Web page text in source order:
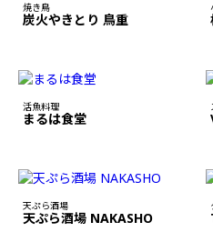
焼き鳥
炭火やきとり 鳥重
活魚料理
まるは食堂
天ぷら酒場
天ぷら酒場 NAKASHO